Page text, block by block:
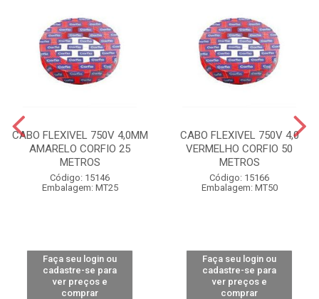
CABO FLEXIVEL 750V 4,0MM
AMARELO CORFIO 25
METROS
Código: 15146
Embalagem: MT25
Faça seu login ou
cadastre-se para
ver preços e
comprar
CABO FLEXIVEL 750V 4,0
VERMELHO CORFIO 50
METROS
Código: 15166
Embalagem: MT50
Faça seu login ou
cadastre-se para
ver preços e
comprar